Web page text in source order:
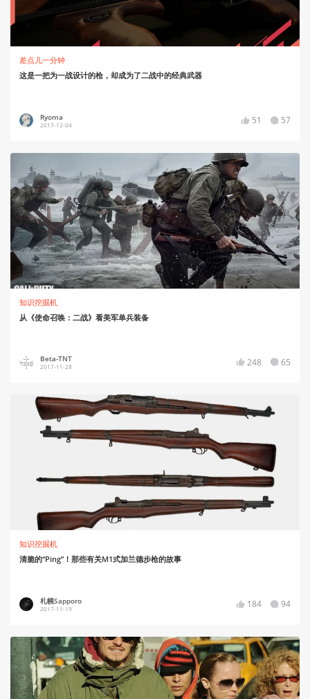
差点儿一分钟
这是一把为一战设计的枪，却成为了二战中的经典武器
Ryoma
2017-12-04 51 57
知识挖掘机
从《使命召唤：二战》看美军单兵装备
Beta-TNT
2017-11-28 248 65
知识挖掘机
清脆的“Ping”！那些有关M1式加兰德步枪的故事
札幌Sapporo
2017-11-19 184 94